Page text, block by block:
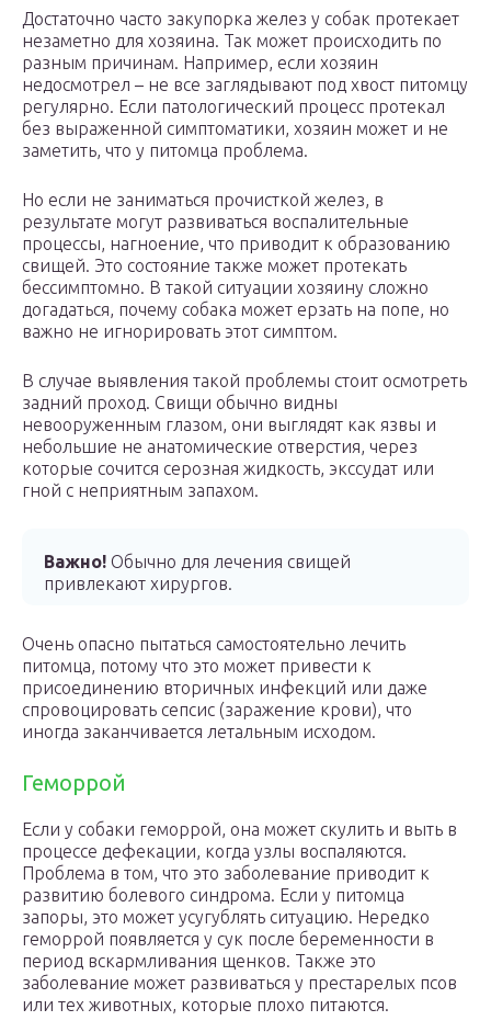
Достаточно часто закупорка желез у собак протекает
незаметно для хозяина. Так может происходить по
разным причинам. Например, если хозяин
недосмотрел – не все заглядывают под хвост питомцу
регулярно. Если патологический процесс протекал
без выраженной симптоматики, хозяин может и не
заметить, что у питомца проблема.
Но если не заниматься прочисткой желез, в
результате могут развиваться воспалительные
процессы, нагноение, что приводит к образованию
свищей. Это состояние также может протекать
бессимптомно. В такой ситуации хозяину сложно
догадаться, почему собака может ерзать на попе, но
важно не игнорировать этот симптом.
В случае выявления такой проблемы стоит осмотреть
задний проход. Свищи обычно видны
невооруженным глазом, они выглядят как язвы и
небольшие не анатомические отверстия, через
которые сочится серозная жидкость, экссудат или
гной с неприятным запахом.
Важно! Обычно для лечения свищей
привлекают хирургов.
Очень опасно пытаться самостоятельно лечить
питомца, потому что это может привести к
присоединению вторичных инфекций или даже
спровоцировать сепсис (заражение крови), что
иногда заканчивается летальным исходом.
Геморрой
Если у собаки геморрой, она может скулить и выть в
процессе дефекации, когда узлы воспаляются.
Проблема в том, что это заболевание приводит к
развитию болевого синдрома. Если у питомца
запоры, это может усугублять ситуацию. Нередко
геморрой появляется у сук после беременности в
период вскармливания щенков. Также это
заболевание может развиваться у престарелых псов
или тех животных, которые плохо питаются.